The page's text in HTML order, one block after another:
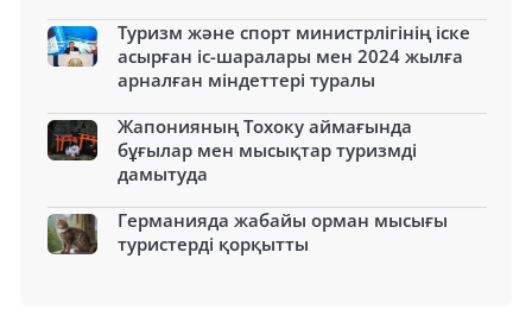
Туризм және спорт министрлігінің іске
асырған іс-шаралары мен 2024 жылға
арналған міндеттері туралы
Жапонияның Тохоку аймағында
бұғылар мен мысықтар туризмді
дамытуда
Германияда жабайы орман мысығы
туристерді қорқытты